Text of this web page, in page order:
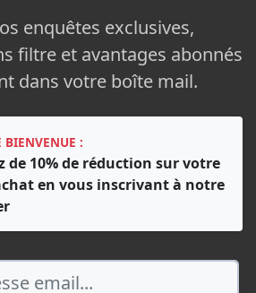
enquêtes exclusives,
filtre et avantages abonnés
dans votre boîte mail.
BIENVENUE :
de 10% de réduction sur votre
en vous inscrivant à notre